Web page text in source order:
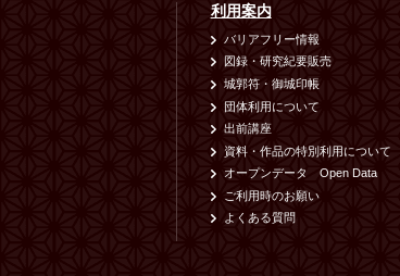
利用案内
バリアフリー情報
図録・研究紀要販売
城郭符・御城印帳
団体利用について
出前講座
資料・作品の特別利用について
オープンデータ Open Data
ご利用時のお願い
よくある質問